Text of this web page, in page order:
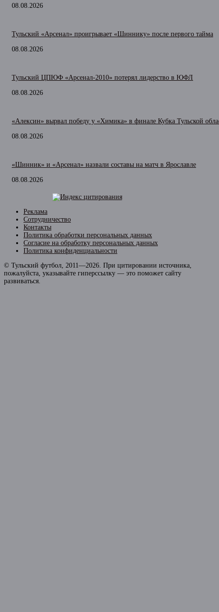
08.08.2026
Тульский «Арсенал» проигрывает «Шиннику» после первого тайма
08.08.2026
Тульский ЦПЮФ «Арсенал-2010» потерял лидерство в ЮФЛ
08.08.2026
«Алексин» вырвал победу у «Химика» в финале Кубка Тульской
08.08.2026
«Шинник» и «Арсенал» назвали составы на матч в Ярославле
08.08.2026
Реклама
Сотрудничество
Контакты
Политика обработки персональных данных
Согласие на обработку персональных данных
Политика конфиденциальности
© Тульский футбол, 2011—2026. При цитировании источника,
пожалуйста, указывайте гиперссылку — это поможет сайту
развиваться.